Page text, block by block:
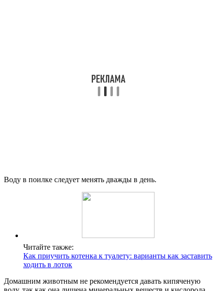
Воду в поилке следует менять дважды в день.
Читайте также:
Как приучить котенка к туалету: варианты как заставить
ходить в лоток
Домашним животным не рекомендуется давать кипяченую